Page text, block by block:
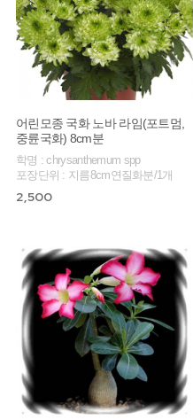
어린모종 국화 노바 라임(포트멈,
중륜국화) 8cm분
학명 : chrysanthemum spp
포장단위 : 지름8cm연질화분/1개
2,500